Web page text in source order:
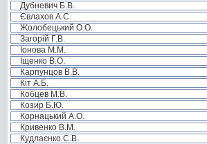
Дубневич Б.В.
Євлахов А.С.
Жолобецький О.О.
Загорій Г.В.
Іонова М.М.
Іщенко В.О.
Карпунцов В.В.
Кіт А.Б.
Кобцев М.В.
Козир Б.Ю.
Корнацький А.О.
Кривенко В.М.
Кудлаєнко С.В.